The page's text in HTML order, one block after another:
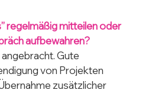
regelmäßig mitteilen oder
aufbewahren?
Gute
von Projekten
zusätzlicher